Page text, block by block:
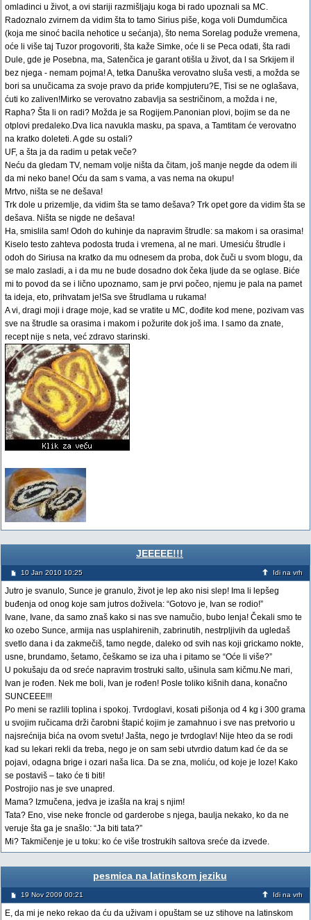
omladinci u život, a ovi stariji razmišljaju koga bi rado upoznali sa MC.
Radoznalo zvirnem da vidim šta to tamo Sirius piše, koga voli Dumdumčica
(koja me sinoć bacila nehotice u sećanja), što nema Sorelag poduže vremena,
oće li više taj Tuzor progovoriti, šta kaže Simke, oće li se Peca odati, šta radi
Dule, gde je Posebna, ma, Satenčica je garant otišla u život, da l sa Srkijem il
bez njega - nemam pojma! A, tetka Danuška verovatno sluša vesti, a možda se
bori sa unučicama za svoje pravo da priđe kompjuteru?E, Tisi se ne oglašava,
ćuti ko zaliven!Mirko se verovatno zabavlja sa sestričinom, a možda i ne,
Rapha? Šta li on radi? Možda je sa Rogijem.Panonian plovi, bojim se da ne
otplovi predaleko.Dva lica navukla masku, pa spava, a Tamtitam će verovatno
na kratko doleteti. A gde su ostali?
UF, a šta ja da radim u petak veče?
Neću da gledam TV, nemam volje ništa da čitam, još manje negde da odem ili
da mi neko bane! Oću da sam s vama, a vas nema na okupu!
Mrtvo, ništa se ne dešava!
Trk dole u prizemlje, da vidim šta se tamo dešava? Trk opet gore da vidim šta se
dešava. Ništa se nigde ne dešava!
Ha, smislila sam! Odoh do kuhinje da napravim štrudle: sa makom i sa orasima!
Kiselo testo zahteva podosta truda i vremena, al ne mari. Umesiću štrudle i
odoh do Siriusa na kratko da mu odnesem da proba, dok čuči u svom blogu, da
se malo zasladi, a i da mu ne bude dosadno dok čeka ljude da se oglase. Biće
mi to povod da se i lično upoznamo, sam je prvi počeo, njemu je pala na pamet
ta ideja, eto, prihvatam je!Sa sve štrudlama u rukama!
A vi, dragi moji i drage moje, kad se vratite u MC, dođite kod mene, pozivam vas
sve na štrudle sa orasima i makom i požurite dok još ima. I samo da znate,
recept nije s neta, već zdravo starinski.
JEEEEE!!!
10 Jan 2010 10:25 Idi na vrh
Jutro je svanulo, Sunce je granulo, život je lep ako nisi slep! Ima li lepšeg
buđenja od onog koje sam jutros doživela: “Gotovo je, Ivan se rodio!”
Ivane, Ivane, da samo znaš kako si nas sve namučio, bubo lenja! Čekali smo te
ko ozebo Sunce, armija nas usplahirenih, zabrinutih, nestrpljivih da ugledaš
svetlo dana i da zakmečiš, tamo negde, daleko od svih nas koji grickamo nokte,
usne, brundamo, šetamo, češkamo se iza uha i pitamo se “Oće li više?”
U pokušaju da od sreće napravim trostruki salto, ušinula sam kičmu.Ne mari,
Ivan je rođen. Nek me boli, Ivan je rođen! Posle toliko kišnih dana, konačno
SUNCEEE!!!
Po meni se razlili toplina i spokoj. Tvrdoglavi, kosati pišonja od 4 kg i 300 grama
u svojim ručicama drži čarobni štapić kojim je zamahnuo i sve nas pretvorio u
najsrećnija bića na ovom svetu! Jašta, nego je tvrdoglav! Nije hteo da se rodi
kad su lekari rekli da treba, nego je on sam sebi utvrdio datum kad će da se
pojavi, odagna brige i ozari naša lica. Da se zna, moliću, od koje je loze! Kako
se postaviš – tako će ti biti!
Postrojio nas je sve unapred.
Mama? Izmučena, jedva je izašla na kraj s njim!
Tata? Eno, vise neke froncle od garderobe s njega, baulja nekako, ko da ne
veruje šta ga je snašlo: “Ja biti tata?”
Mi? Takmičenje je u toku: ko će više trostrukih saltova sreće da izvede.
pesmica na latinskom jeziku
19 Nov 2009 00:21 Idi na vrh
E, da mi je neko rekao da ću da uživam i opuštam se uz stihove na latinskom